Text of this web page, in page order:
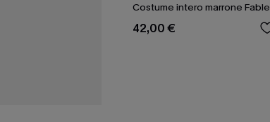
Costume intero marrone Fable
42,00 €